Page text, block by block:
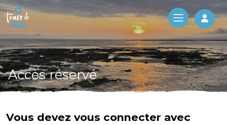
Log
Accès réservé
Vous devez vous connecter avec